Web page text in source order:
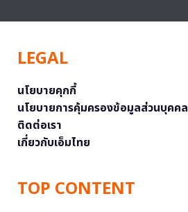
LEGAL
นโยบายคุกกี้
นโยบายการคุ้มครองข้อมูลส่วนบุคคล
ติดต่อเรา
เกี่ยวกับเอ็มไทย
TOP CONTENT